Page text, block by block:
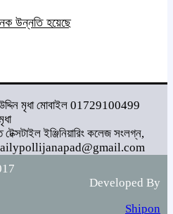
উন্নতি হয়েছে
মৃধা মোবাইল 01729100499
ইঞ্জিনিয়ারিং কলেজ সংলগ্ন,
Developed By
Shipon